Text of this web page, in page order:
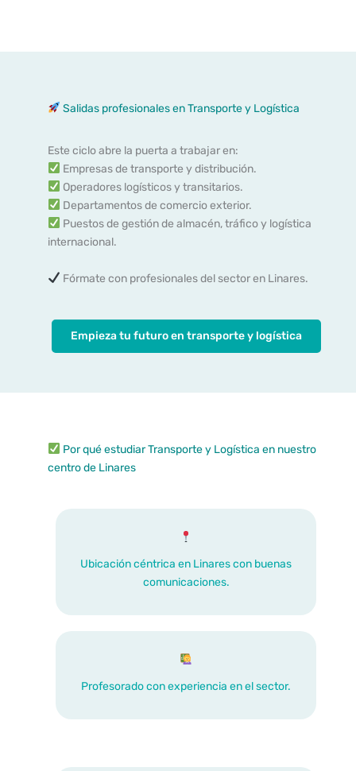
Salidas profesionales en Transporte y Logística
Este ciclo abre la puerta a trabajar en:
Empresas de transporte y distribución.
Operadores logísticos y transitarios.
Departamentos de comercio exterior.
Puestos de gestión de almacén, tráfico y logística
internacional.
Fórmate con profesionales del sector en Linares.
Empieza tu futuro en transporte y logística
Por qué estudiar Transporte y Logística en nuestro
centro de Linares
Ubicación céntrica en Linares con buenas
comunicaciones.
Profesorado con experiencia en el sector.